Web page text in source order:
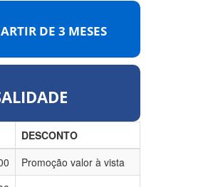
DE 3 MESES
DESCONTO
Promoção valor à vista